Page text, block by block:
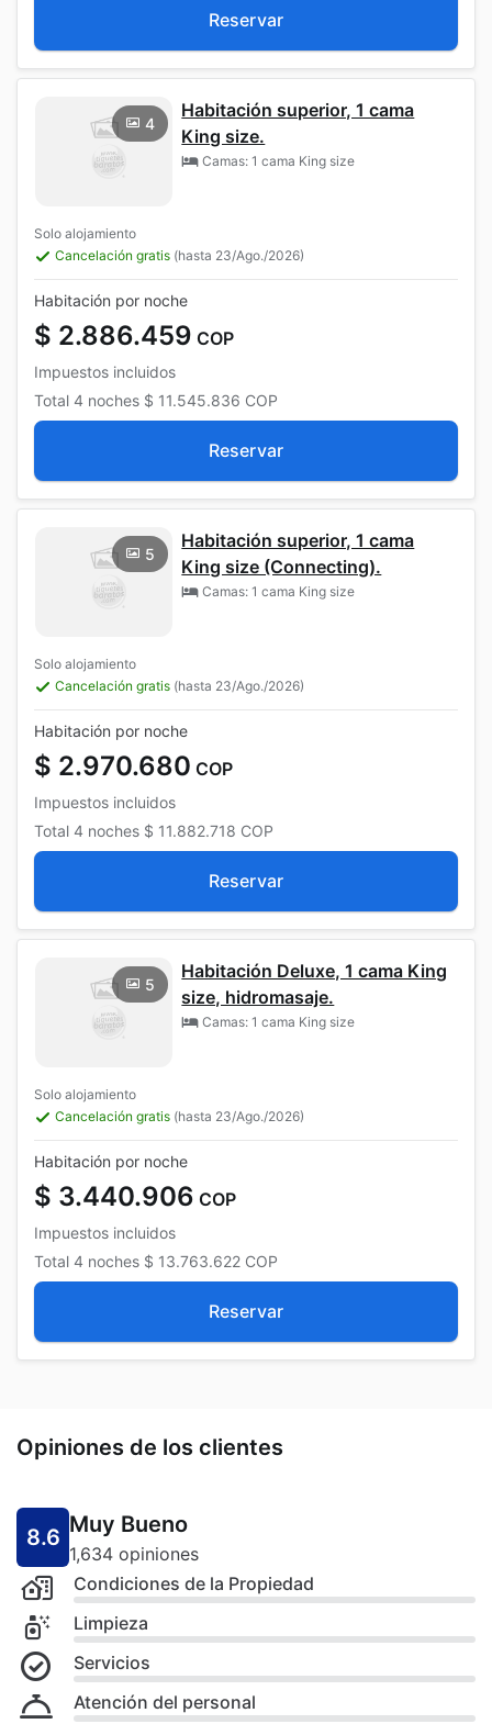
Reservar
4
Habitación superior, 1 cama
King size.
Camas: 1 cama King size
Solo alojamiento
Cancelación gratis (hasta 23/Ago./2026)
Habitación por noche
$ 2.886.459 COP
Impuestos incluidos
Total 4 noches $ 11.545.836 COP
Reservar
5
Habitación superior, 1 cama
King size (Connecting).
Camas: 1 cama King size
Solo alojamiento
Cancelación gratis (hasta 23/Ago./2026)
Habitación por noche
$ 2.970.680 COP
Impuestos incluidos
Total 4 noches $ 11.882.718 COP
Reservar
5
Habitación Deluxe, 1 cama King
size, hidromasaje.
Camas: 1 cama King size
Solo alojamiento
Cancelación gratis (hasta 23/Ago./2026)
Habitación por noche
$ 3.440.906 COP
Impuestos incluidos
Total 4 noches $ 13.763.622 COP
Reservar
Opiniones de los clientes
8.6 Muy Bueno
1,634 opiniones
Condiciones de la Propiedad
Limpieza
Servicios
Atención del personal